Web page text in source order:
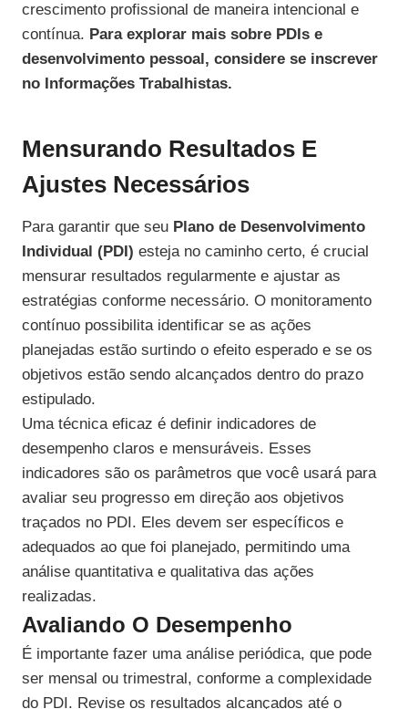
crescimento profissional de maneira intencional e
contínua. Para explorar mais sobre PDIs e
desenvolvimento pessoal, considere se inscrever
no Informações Trabalhistas.
Mensurando Resultados E
Ajustes Necessários
Para garantir que seu Plano de Desenvolvimento
Individual (PDI) esteja no caminho certo, é crucial
mensurar resultados regularmente e ajustar as
estratégias conforme necessário. O monitoramento
contínuo possibilita identificar se as ações
planejadas estão surtindo o efeito esperado e se os
objetivos estão sendo alcançados dentro do prazo
estipulado.
Uma técnica eficaz é definir indicadores de
desempenho claros e mensuráveis. Esses
indicadores são os parâmetros que você usará para
avaliar seu progresso em direção aos objetivos
traçados no PDI. Eles devem ser específicos e
adequados ao que foi planejado, permitindo uma
análise quantitativa e qualitativa das ações
realizadas.
Avaliando O Desempenho
É importante fazer uma análise periódica, que pode
ser mensal ou trimestral, conforme a complexidade
do PDI. Revise os resultados alcançados até o